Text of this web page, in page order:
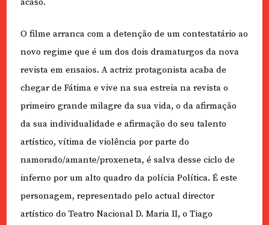
O filme arranca com a detenção de um contestatário ao
novo regime que é um dos dois dramaturgos da nova
revista em ensaios. A actriz protagonista acaba de
chegar de Fátima e vive na sua estreia na revista o
primeiro grande milagre da sua vida, o da afirmação
da sua individualidade e afirmação do seu talento
artístico, vítima de violência por parte do
namorado/amante/proxeneta, é salva desse ciclo de
inferno por um alto quadro da polícia Política. É este
personagem, representado pelo actual director
artístico do Teatro Nacional D. Maria II, o Tiago